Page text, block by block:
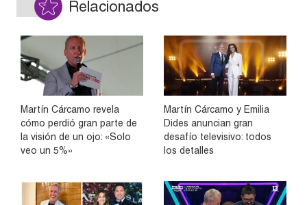
Relacionados
Martín Cárcamo revela
cómo perdió gran parte de
la visión de un ojo: «Solo
veo un 5%»
Martín Cárcamo y Emilia
Dides anuncian gran
desafío televisivo: todos
los detalles